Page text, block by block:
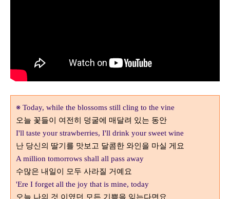
※ Today, while the blossoms still cling to the vine
오늘 꽃들이 여전히 덩굴에 매달려 있는 동안
I'll taste your strawberries, I'll drink your sweet wine
난 당신의 딸기를 맛보고 달콤한 와인을 마실 게요
A million tomorrows shall all pass away
수많은 내일이 모두 사라질 거예요
'Ere I forget all the joy that is mine, today
오늘 나의 것 이였던 모든 기쁨을 잊는다면요